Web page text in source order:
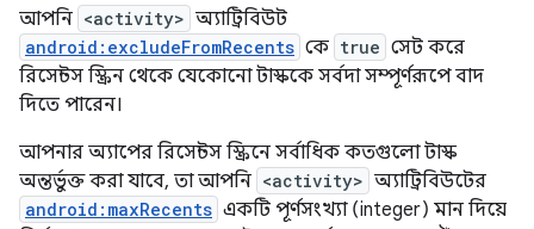
আপনি <activity> অ্যাট্রিবিউট
android:excludeFromRecents কে true সেট করে
রিসেন্টস স্ক্রিন থেকে যেকোনো টাস্ককে সর্বদা সম্পূর্ণরূপে বাদ
দিতে পারেন।
আপনার অ্যাপের রিসেন্টস স্ক্রিনে সর্বাধিক কতগুলো টাস্ক
অন্তর্ভুক্ত করা যাবে, তা আপনি <activity> অ্যাট্রিবিউটের
android:maxRecents একটি পূর্ণসংখ্যা (integer) মান দিয়ে